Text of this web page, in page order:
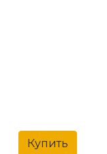
Купить